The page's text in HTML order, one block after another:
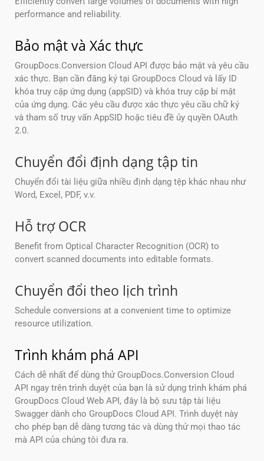
performance and reliability.
Bảo mật và Xác thực
GroupDocs.Conversion Cloud API được bảo mật và yêu cầu
xác thực. Bạn cần đăng ký tại GroupDocs Cloud và lấy ID
khóa truy cập ứng dụng (appSID) và khóa truy cập bí mật
của ứng dụng. Các yêu cầu được xác thực yêu cầu chữ ký
và tham số truy vấn AppSID hoặc tiêu đề ủy quyền OAuth
2.0.
Chuyển đổi định dạng tập tin
Chuyển đổi tài liệu giữa nhiều định dạng tệp khác nhau như
Word, Excel, PDF, v.v.
Hỗ trợ OCR
Benefit from Optical Character Recognition (OCR) to
convert scanned documents into editable formats.
Chuyển đổi theo lịch trình
Schedule conversions at a convenient time to optimize
resource utilization.
Trình khám phá API
Cách dễ nhất để dùng thử GroupDocs.Conversion Cloud
API ngay trên trình duyệt của bạn là sử dụng trình khám phá
GroupDocs Cloud Web API, đây là bộ sưu tập tài liệu
Swagger dành cho GroupDocs Cloud API. Trình duyệt này
cho phép bạn dễ dàng tương tác và dùng thử mọi thao tác
mà API của chúng tôi đưa ra.